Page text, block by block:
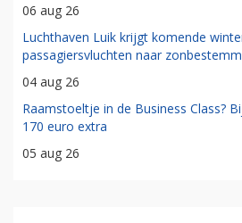
06 aug 26
Luchthaven Luik krijgt komende
passagiersvluchten naar
04 aug 26
Raamstoeltje in de Business Class?
170 euro extra
05 aug 26